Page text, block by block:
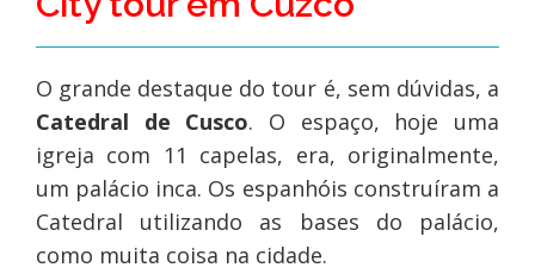
O grande destaque do tour é, sem dúvidas, a
Catedral de Cusco. O espaço, hoje uma
igreja com 11 capelas, era, originalmente,
um palácio inca. Os espanhóis construíram a
Catedral utilizando as bases do palácio,
como muita coisa na cidade.